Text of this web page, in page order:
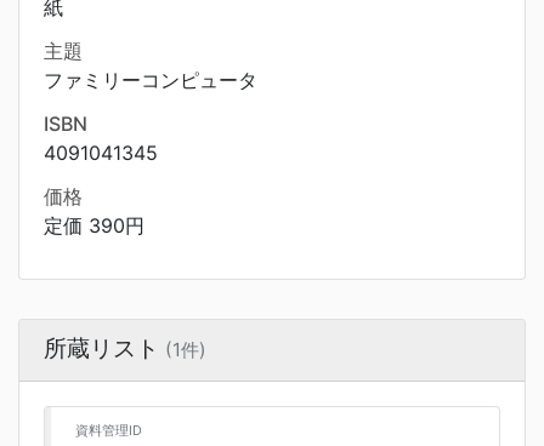
紙
主題
ファミリーコンピュータ
ISBN
4091041345
価格
定価 390円
所蔵リスト (1件)
資料管理ID